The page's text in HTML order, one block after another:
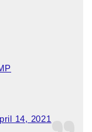
14, 2021